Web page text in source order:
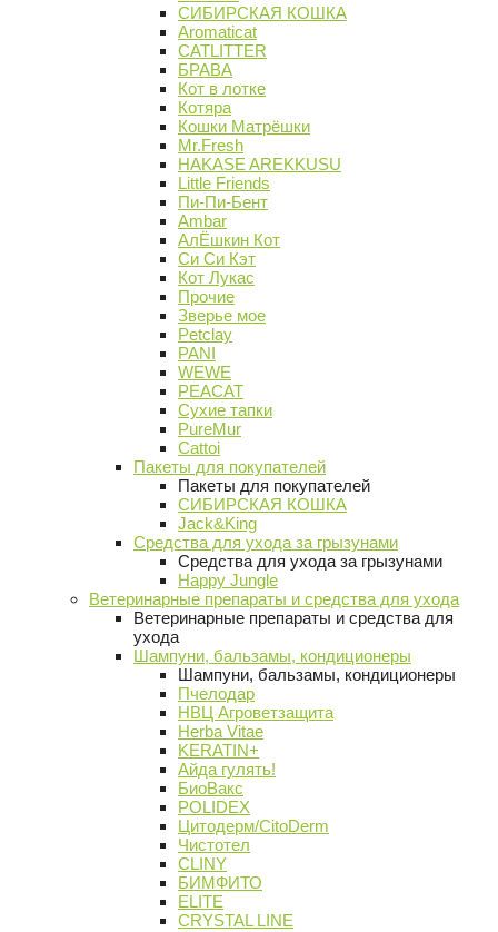
СИБИРСКАЯ КОШКА
Aromaticat
CATLITTER
БРАВА
Кот в лотке
Котяра
Кошки Матрёшки
Mr.Fresh
HAKASE AREKKUSU
Little Friends
Пи-Пи-Бент
Ambar
АлЁшкин Кот
Си Си Кэт
Кот Лукас
Прочие
Зверье мое
Petclay
PANI
WEWE
PEACAT
Сухие тапки
PureMur
Cattoi
Пакеты для покупателей
Пакеты для покупателей
СИБИРСКАЯ КОШКА
Jack&King
Средства для ухода за грызунами
Средства для ухода за грызунами
Happy Jungle
Ветеринарные препараты и средства для ухода
Ветеринарные препараты и средства для
ухода
Шампуни, бальзамы, кондиционеры
Шампуни, бальзамы, кондиционеры
Пчелодар
НВЦ Агроветзащита
Herba Vitae
KERATIN+
Айда гулять!
БиоВакс
POLIDEX
Цитодерм/CitoDerm
Чистотел
CLINY
БИМФИТО
ELITE
CRYSTAL LINE